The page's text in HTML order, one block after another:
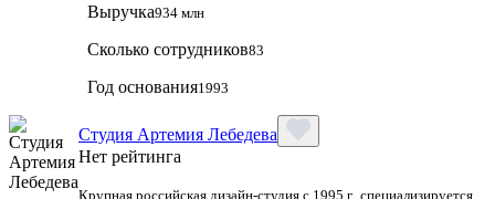
Выручка934 млн
Сколько сотрудников83
Год основания1993
Студия Артемия Лебедева
Нет рейтинга
Крупная российская дизайн‑студия с 1995 г., специализируется